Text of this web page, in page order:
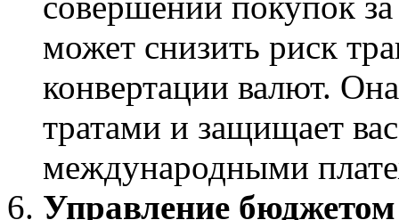
может снизить риск
конвертации валют.
тратами и защищает
международными
Управление